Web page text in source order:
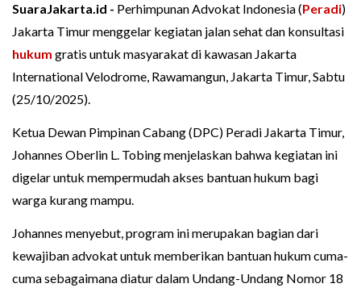
SuaraJakarta.id - Perhimpunan Advokat Indonesia (Peradi)
Jakarta Timur menggelar kegiatan jalan sehat dan konsultasi
hukum gratis untuk masyarakat di kawasan Jakarta
International Velodrome, Rawamangun, Jakarta Timur, Sabtu
(25/10/2025).
Ketua Dewan Pimpinan Cabang (DPC) Peradi Jakarta Timur,
Johannes Oberlin L. Tobing menjelaskan bahwa kegiatan ini
digelar untuk mempermudah akses bantuan hukum bagi
warga kurang mampu.
Johannes menyebut, program ini merupakan bagian dari
kewajiban advokat untuk memberikan bantuan hukum cuma-
cuma sebagaimana diatur dalam Undang-Undang Nomor 18